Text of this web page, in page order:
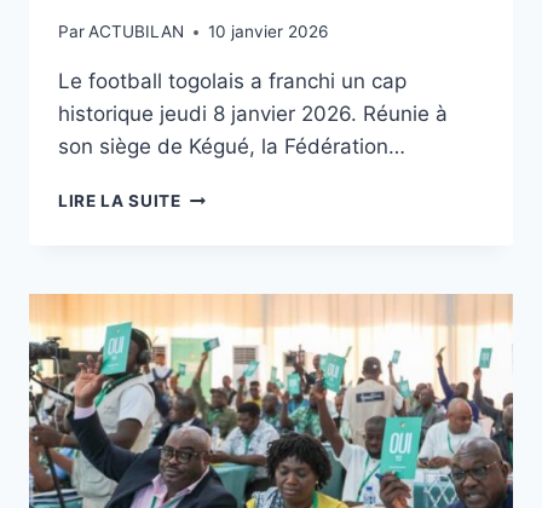
ParACTUBILAN 10 janvier 2026
Le football togolais a franchi un cap
historique jeudi 8 janvier 2026. Réunie à
son siège de Kégué, la Fédération…
LIRE LA SUITELE
DANS
L’ÈRE
PROFESSIONNELLE